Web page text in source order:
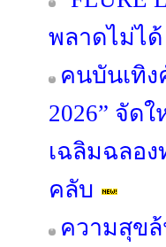
พลาดไม่ได้
คนบันเทิง
2026” จัด
เฉลิมฉลอ
คลับ
ความสุขล้